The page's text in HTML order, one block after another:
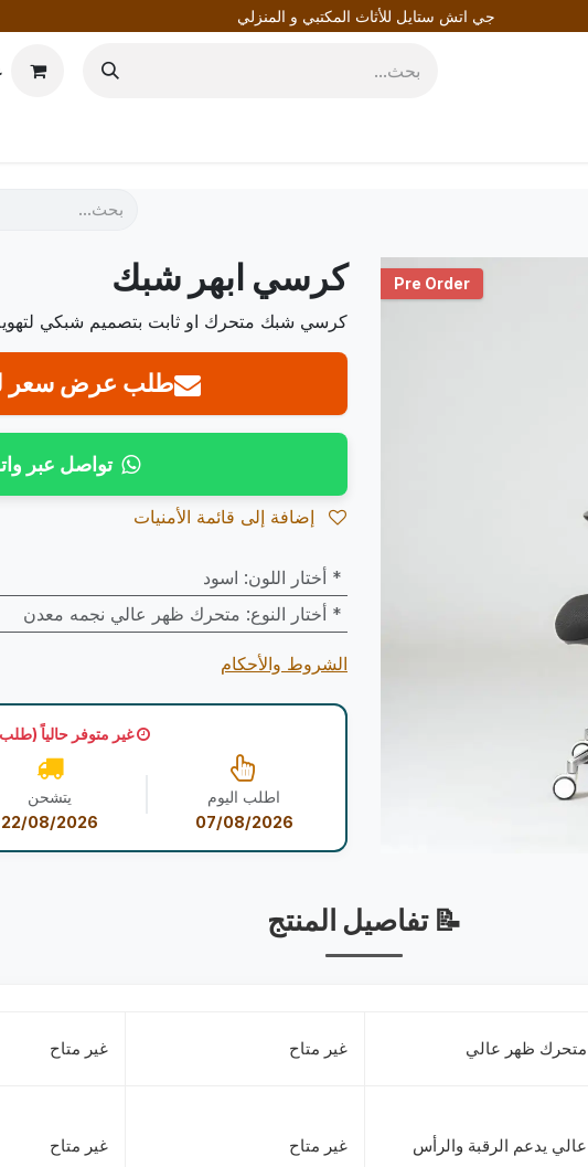
جي اتش ستايل للأثاث المكتبي و المنزلي
Pre Order كرسي ابهر شبك
كرسي شبك متحرك او ثابت بتصميم شبكي
طلب عرض سعر
تواصل عبر
* أختار اللون: اسود
* أختار النوع: متحرك ظهر عالي نجمه معدن
الشروط والأحكام
غير متوفر حالياً
اطلب اليوم
07/08/2026
يتشحن
22/08/2026
📝 تفاصيل المنتج
متحرك ظهر عالي غير متاح غير متاح
عالي يدعم الرقبة والرأس غير متاح غير متاح